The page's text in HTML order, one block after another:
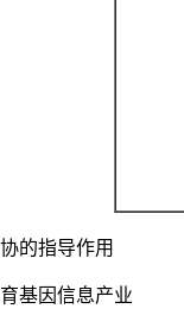
的指导作用
基因信息产业